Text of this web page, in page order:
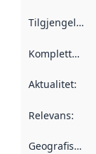
Tilgjengelighet
Kompletthet
Aktualitet:
Relevans:
Geografisk avgrensning